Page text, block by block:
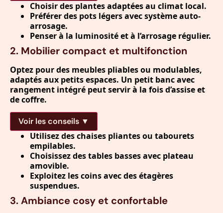
Choisir des plantes adaptées au climat local.
Préférer des pots légers avec système auto-
arrosage.
Penser à la luminosité et à l’arrosage régulier.
2. Mobilier compact et multifonction
Optez pour des meubles pliables ou modulables,
adaptés aux petits espaces. Un petit banc avec
rangement intégré peut servir à la fois d’assise et
de coffre.
Voir les conseils ▼
Utilisez des chaises pliantes ou tabourets
empilables.
Choisissez des tables basses avec plateau
amovible.
Exploitez les coins avec des étagères
suspendues.
3. Ambiance cosy et confortable